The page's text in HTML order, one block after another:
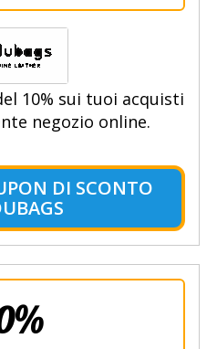
10% sui tuoi acquisti
negozio online.
DI SCONTO